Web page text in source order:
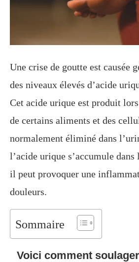
Une crise de goutte est causée
des niveaux élevés d’acide
Cet acide urique est produit
de certains aliments et des
normalement éliminé dans
l’acide urique s’accumule
il peut provoquer une
douleurs.
Sommaire
Voici comment